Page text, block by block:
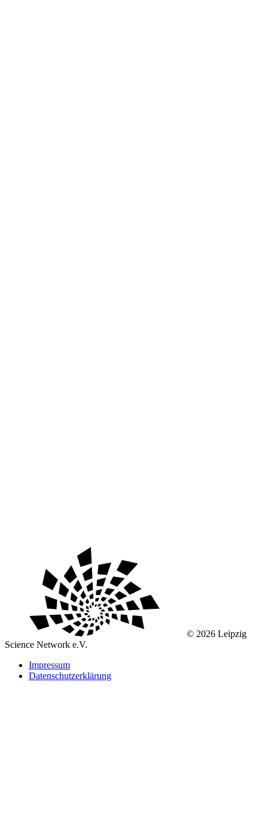
© 2026 Leipzig
Science Network e.V.
Impressum
Datenschutzerklärung